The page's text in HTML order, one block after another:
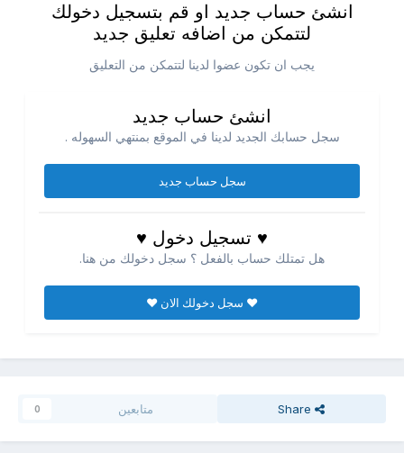
انشئ حساب جديد او قم بتسجيل دخولك
لتتمكن من اضافه تعليق جديد
يجب ان تكون عضوا لدينا لتتمكن من التعليق
انشئ حساب جديد
سجل حسابك الجديد لدينا في الموقع بمنتهي السهوله .
سجل حساب جديد
♥ تسجيل دخول ♥
هل تمتلك حساب بالفعل ؟ سجل دخولك من هنا.
♥ سجل دخولك الان ♥
Share متابعين 0